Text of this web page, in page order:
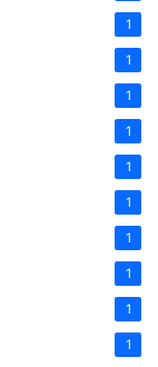
1
1
1
1
1
1
1
1
1
1